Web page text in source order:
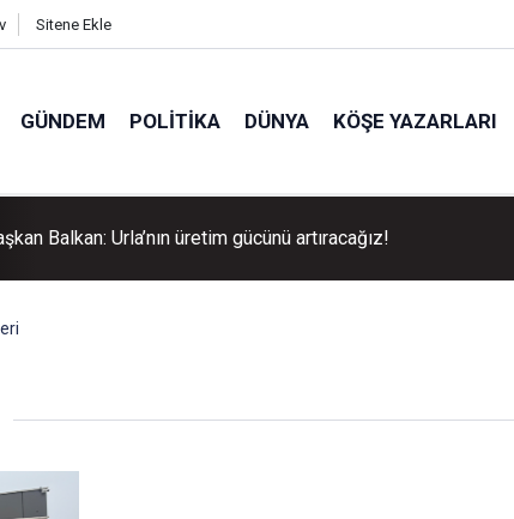
Sitene Ekle
GÜNDEM POLITIKA DÜNYA KÖŞE YAZARLARI
Balkan: Urla’nın üretim gücünü artıracağız!